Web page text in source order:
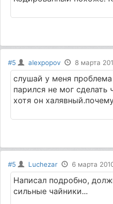
#5 alexpopov 8 марта
слушай у меня
парился не мог сделать
хотя он
#5 Luchezar 6 марта
Написал подробно,
сильные чайники...